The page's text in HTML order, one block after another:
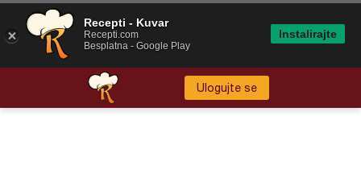
Ulogujte se
Recepti - Kuvar
Recepti.com
Besplatna - Google Play
Instalirajte